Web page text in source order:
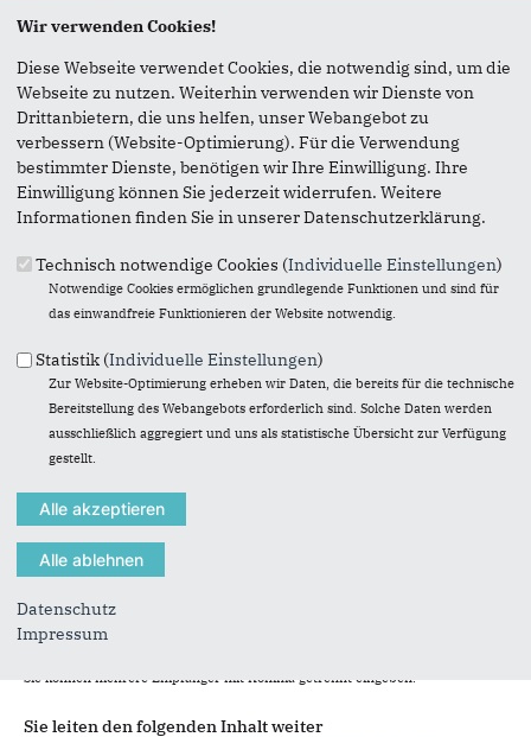
Seite versenden
Vielen Dank, dass Sie die Inhalte unserer Homepage
weiterempfehlen.
Anmerkung: Ihre E-Mail-Adresse wird benötigt um die
Personen, denen Sie die Seite weiterempfehlen, zu
informieren, von wem die Empfehlung kommt, und dass es
Das mit * gekennzeichnete Feld ist ein Pflichtfeld.
Eigener Name
Senden an*
Sie können mehrere Empfänger mit Komma getrennt eingeben.
Sie leiten den folgenden Inhalt weiter
Wir verwenden Cookies!
Diese Webseite verwendet Cookies, die notwendig sind, um die
Webseite zu nutzen. Weiterhin verwenden wir Dienste von
Drittanbietern, die uns helfen, unser Webangebot zu
verbessern (Website-Optimierung). Für die Verwendung
bestimmter Dienste, benötigen wir Ihre Einwilligung. Ihre
Einwilligung können Sie jederzeit widerrufen. Weitere
Informationen finden Sie in unserer Datenschutzerklärung.
Technisch notwendige Cookies (Individuelle Einstellungen)
Notwendige Cookies ermöglichen grundlegende Funktionen und sind für
das einwandfreie Funktionieren der Website notwendig.
Statistik (Individuelle Einstellungen)
Zur Website-Optimierung erheben wir Daten, die bereits für die technische
Bereitstellung des Webangebots erforderlich sind. Solche Daten werden
ausschließlich aggregiert und uns als statistische Übersicht zur Verfügung
gestellt.
Datenschutz
Impressum